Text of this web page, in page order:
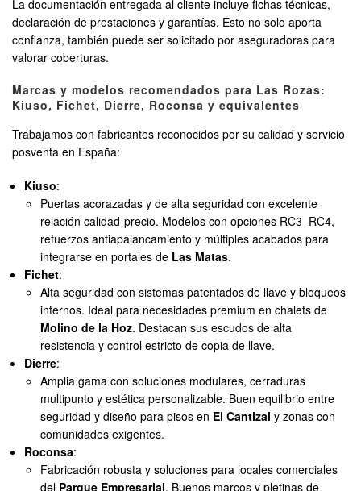
La documentación entregada al cliente incluye fichas técnicas,
declaración de prestaciones y garantías. Esto no solo aporta
confianza, también puede ser solicitado por aseguradoras para
valorar coberturas.
Marcas y modelos recomendados para Las Rozas:
Kiuso, Fichet, Dierre, Roconsa y equivalentes
Trabajamos con fabricantes reconocidos por su calidad y servicio
posventa en España:
Kiuso:
Puertas acorazadas y de alta seguridad con excelente
relación calidad-precio. Modelos con opciones RC3–RC4,
refuerzos antiapalancamiento y múltiples acabados para
integrarse en portales de Las Matas.
Fichet:
Alta seguridad con sistemas patentados de llave y bloqueos
internos. Ideal para necesidades premium en chalets de
Molino de la Hoz. Destacan sus escudos de alta
resistencia y control estricto de copia de llave.
Dierre:
Amplia gama con soluciones modulares, cerraduras
multipunto y estética personalizable. Buen equilibrio entre
seguridad y diseño para pisos en El Cantizal y zonas con
comunidades exigentes.
Roconsa:
Fabricación robusta y soluciones para locales comerciales
del Parque Empresarial. Buenos marcos y pletinas de